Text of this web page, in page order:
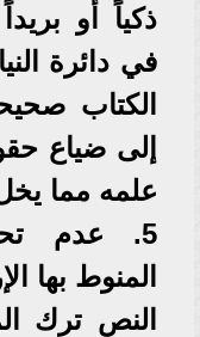
ذكياً أو
في دائرة
الكتاب
إلى ضياع
علمه مما
5. عدم
المنوط بها
النص ترك